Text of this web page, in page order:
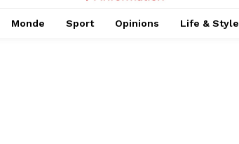
Monde Sport Opinions Life & Style